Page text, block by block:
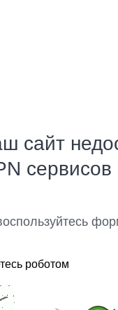
сайт
сервисов
роботом